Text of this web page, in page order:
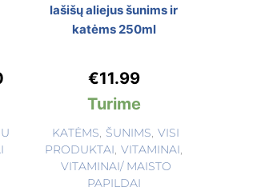
lašišų aliejus šunims ir
katėms 250ml
€11.99
Turime
KATĖMS ŠUNIMS VISI
PRODUKTAI VITAMINAI
VITAMINAI/ MAISTO
PAPILDAI